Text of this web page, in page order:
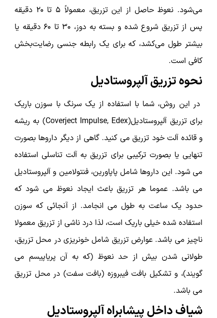
می‌شود. نعوظ حاصل از این تزریق، معمولاً ۵ تا ۲۰ دقیقه
پس از تزریق شروع شده و بسته به دوز، ۳۰ تا ۶۰ دقیقه یا
بیشتر طول می‌کشد، که برای یک رابطه جنسی رضایت‌بخش
کافی است.
نحوه تزریق آلپروستادیل
در این روش، شما با استفاده از یک سرنگ با سوزن باریک
برای تزریق آلپروستادیل(Coverject Impulse, Edex) به ریشه
و قائده آلت خود تزریق می کنید. گاهی از دیگر داروها بصورت
تنهایی یا بصورت ترکیبی برای تزریق به آلت تناسلی استفاده
می شود. این داروها شامل پاپاورین، فنتولامین و آلپروستادیل
می باشد. عموما هر تزریق باعث ایجاد نعوظ می شود که
حدود یک ساعت به طول می انجامد. از آنجائی که سوزن
استفاده شده خیلی باریک است، لذا درد ناشی از تزریق معمولا
ناچیز می باشد. عوارض تزریق شامل خونریزی در محل تزریق،
طولانی شدن بیش از حد نعوظ (که به آن پریاپیسم می
گویند)، و تشکیل بافت فیبروزه (بافت سفت) در محل تزریق
می باشد.
شیاف داخل پیشابراه آلپروستادیل